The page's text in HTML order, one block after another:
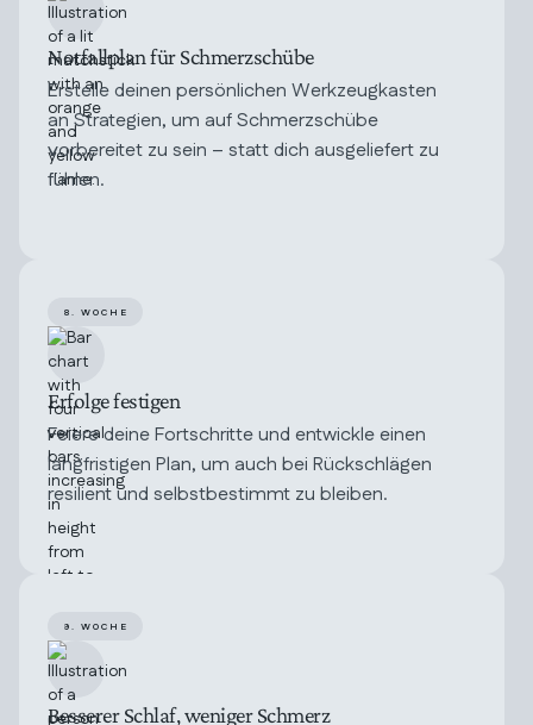
Notfallplan für Schmerzschübe
Erstelle deinen persönlichen Werkzeugkasten
an Strategien, um auf Schmerzschübe
vorbereitet zu sein – statt dich ausgeliefert zu
fühlen.
8. WOCHE
Erfolge festigen
Feiere deine Fortschritte und entwickle einen
langfristigen Plan, um auch bei Rückschlägen
resilient und selbstbestimmt zu bleiben.
9. WOCHE
Besserer Schlaf, weniger Schmerz